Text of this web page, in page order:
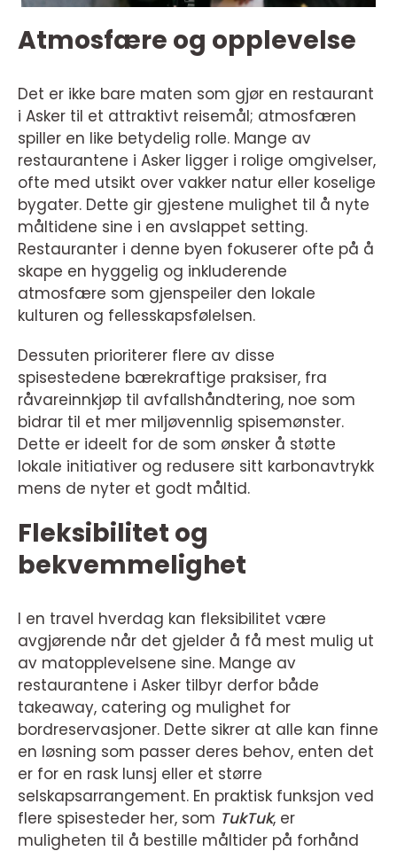
Atmosfære og opplevelse
Det er ikke bare maten som gjør en restaurant
i Asker til et attraktivt reisemål; atmosfæren
spiller en like betydelig rolle. Mange av
restaurantene i Asker ligger i rolige omgivelser,
ofte med utsikt over vakker natur eller koselige
bygater. Dette gir gjestene mulighet til å nyte
måltidene sine i en avslappet setting.
Restauranter i denne byen fokuserer ofte på å
skape en hyggelig og inkluderende
atmosfære som gjenspeiler den lokale
kulturen og fellesskapsfølelsen.
Dessuten prioriterer flere av disse
spisestedene bærekraftige praksiser, fra
råvareinnkjøp til avfallshåndtering, noe som
bidrar til et mer miljøvennlig spisemønster.
Dette er ideelt for de som ønsker å støtte
lokale initiativer og redusere sitt karbonavtrykk
mens de nyter et godt måltid.
Fleksibilitet og
bekvemmelighet
I en travel hverdag kan fleksibilitet være
avgjørende når det gjelder å få mest mulig ut
av matopplevelsene sine. Mange av
restaurantene i Asker tilbyr derfor både
takeaway, catering og mulighet for
bordreservasjoner. Dette sikrer at alle kan finne
en løsning som passer deres behov, enten det
er for en rask lunsj eller et større
selskapsarrangement. En praktisk funksjon ved
flere spisesteder her, som TukTuk, er
muligheten til å bestille måltider på forhånd